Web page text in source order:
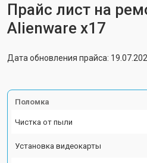
Прайс лист на
Alienware x17
Дата обновления прайса:
Поломка
Чистка от пыли
Установка видеокарты